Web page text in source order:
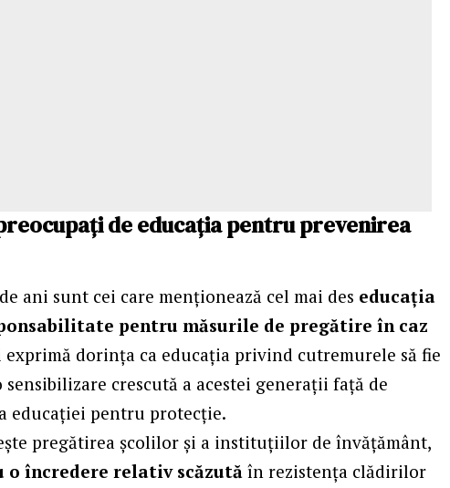
de educația pentru prevenirea
ani sunt cei care menționează cel mai des educația
pentru măsurile de pregătire în caz
exprimă dorința ca educația privind cutremurele să fie
crescută a acestei generații față de
educației pentru protecție.
pregătirea școlilor și a instituțiilor de învățământ,
o încredere relativ scăzută în rezistența clădirilor